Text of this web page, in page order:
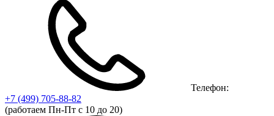
Телефон:
+7 (499) 705-88-82
(работаем Пн-Пт с 10 до 20)